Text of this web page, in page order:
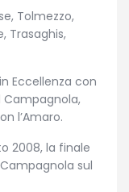
Tolmezzo,
Trasaghis,
Eccellenza con
Campagnola,
l’Amaro.
2008, la finale
sul